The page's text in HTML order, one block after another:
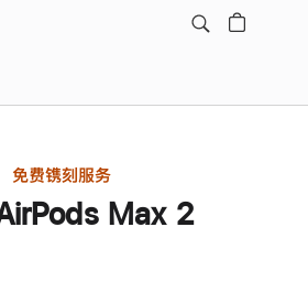
免费镌刻服务
Max 2